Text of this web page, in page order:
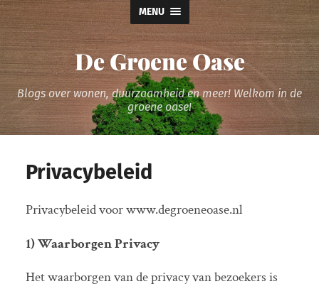
MENU
De Groene Oase
Blogs over wonen, duurzaamheid en meer! Welkom in de
groene oase!
Privacybeleid
Privacybeleid voor www.degroeneoase.nl
1) Waarborgen Privacy
Het waarborgen van de privacy van bezoekers is